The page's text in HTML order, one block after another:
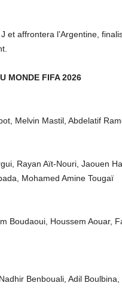
et affrontera l’Argentine,
MONDE FIFA 2026
Melvin Mastil, Abdelatif
Rayan Aït-Nouri, Jaouen
Mohamed Amine Tougaï
Boudaoui, Houssem Aouar,
Benbouali, Adil